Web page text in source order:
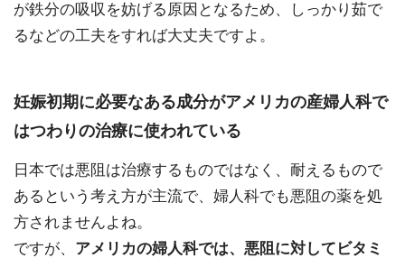
が鉄分の吸収を妨げる原因となるため、しっかり茹で
るなどの工夫をすれば大丈夫ですよ。
妊娠初期に必要なある成分がアメリカの産婦人科で
はつわりの治療に使われている
日本では悪阻は治療するものではなく、耐えるもので
あるという考え方が主流で、婦人科でも悪阻の薬を処
方されませんよね。
ですが、 アメリカの婦人科では、悪阻に対してビタミ